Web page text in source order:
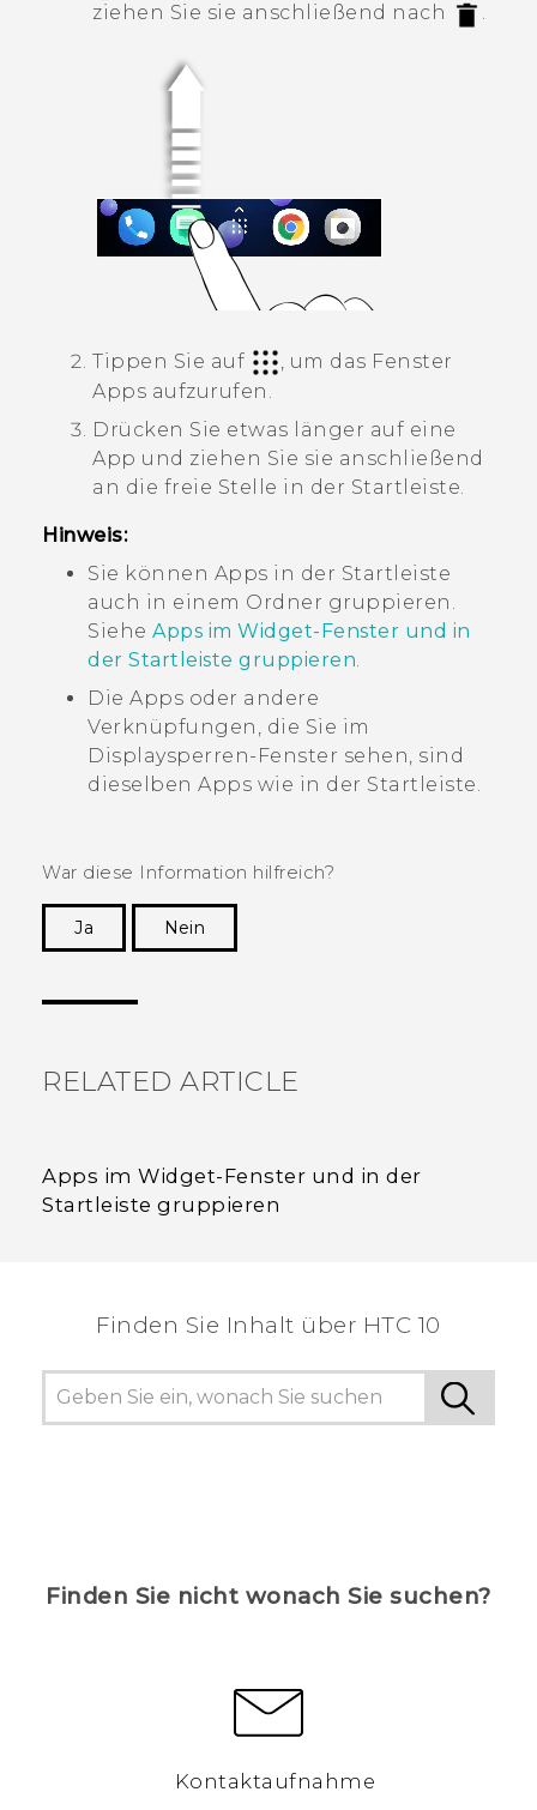
ziehen Sie sie anschließend nach
.
Tippen Sie auf
, um das Fenster
Apps aufzurufen.
Drücken Sie etwas länger auf eine
App und ziehen Sie sie anschließend
an die freie Stelle in der Startleiste.
Hinweis:
Sie können Apps in der Startleiste
auch in einem Ordner gruppieren.
Siehe Apps im Widget-Fenster und in
der Startleiste gruppieren.
Die Apps oder andere
Verknüpfungen, die Sie im
Displaysperren-Fenster sehen, sind
dieselben Apps wie in der Startleiste.
War diese Information hilfreich?
Ja
Nein
RELATED ARTICLE
Apps im Widget-Fenster und in der
Startleiste gruppieren
Finden Sie Inhalt über‎ HTC 10
Finden Sie nicht wonach Sie suchen?
Kontaktaufnahme